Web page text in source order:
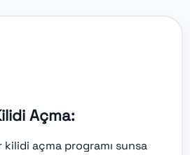
Açma:
açma programı sunsa